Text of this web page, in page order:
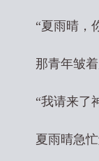
“夏雨晴，
那青年皱
“我请来了
夏雨晴急